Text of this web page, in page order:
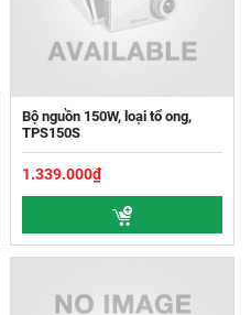
Bộ nguồn 150W, loại tổ ong,
TPS150S
1.339.000₫